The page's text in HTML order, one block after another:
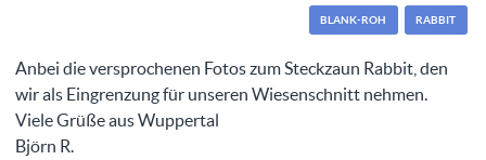
BLANK-ROH RABBIT
Anbei die versprochenen Fotos zum Steckzaun Rabbit, den
wir als Eingrenzung für unseren Wiesenschnitt nehmen.
Viele Grüße aus Wuppertal
Björn R.